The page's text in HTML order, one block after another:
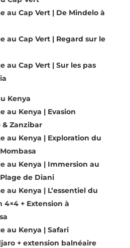
au Cap Vert | De Mindelo à
au Cap Vert | Regard sur le
au Cap Vert | Sur les pas
Kenya
au Kenya | Evasion
& Zanzibar
au Kenya | Exploration du
au Kenya | Immersion au
de Diani
au Kenya | L’essentiel du
4×4 + Extension à
au Kenya | Safari
+ extension balnéaire